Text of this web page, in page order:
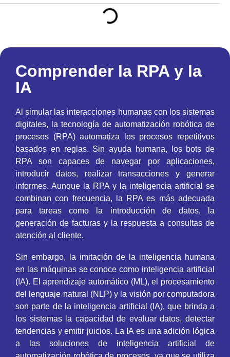
Comprender la RPA y la
IA
Al simular las interacciones humanas con los sistemas
digitales, la tecnología de automatización robótica de
procesos (RPA) automatiza los procesos repetitivos
basados en reglas. Sin ayuda humana, los bots de
RPA son capaces de navegar por aplicaciones,
introducir datos, realizar transacciones y generar
informes. Aunque la RPA y la inteligencia artificial se
combinan con frecuencia, la RPA es más adecuada
para tareas como la introducción de datos, la
generación de facturas y la respuesta a consultas de
atención al cliente.
Sin embargo, la imitación de la inteligencia humana
en las máquinas se conoce como inteligencia artificial
(IA). El aprendizaje automático (ML), el procesamiento
del lenguaje natural (NLP) y la visión por computadora
son parte de la inteligencia artificial (IA), que brinda a
los sistemas la capacidad de evaluar datos, detectar
tendencias y emitir juicios. La IA es una adición lógica
a las soluciones de inteligencia artificial de